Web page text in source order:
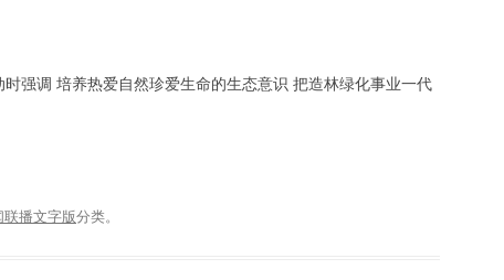
强调 培养热爱自然珍爱生命的生态意识 把造林绿化事业一代
联播文字版分类。